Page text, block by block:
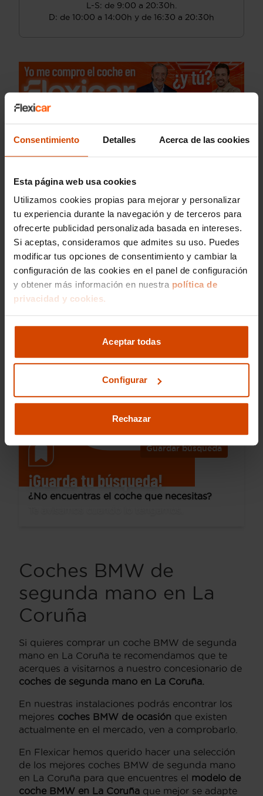
Consentimiento Detalles Acerca de las cookies
Esta página web usa cookies
Utilizamos cookies propias para mejorar y personalizar
tu experiencia durante la navegación y de terceros para
ofrecerte publicidad personalizada basada en intereses.
Si aceptas, consideramos que admites su uso. Puedes
modificar tus opciones de consentimiento y cambiar la
configuración de las cookies en el panel de configuración
y obtener más información en nuestra política de
privacidad y cookies.
Aceptar todas
Configurar
Rechazar
L-S: de 9:00 a 20:30h.
D: de 10:00 a 14:00h y de 16:30 a 20:30h
Desde 277 € /mes*
BMW X2
2019
135.743 km
Automática
A Coruña - Pedro Fernández
Guardar búsqueda
¡Guarda tu búsqueda!
¿No encuentras el coche que necesitas?
Coches BMW de
segunda mano en La
Coruña
Si quieres comprar un coche BMW de segunda
mano en La Coruña te recomendamos que te
acerques a visitarnos a nuestro concesionario de
coches de segunda mano en La Coruña.
En nuestras instalaciones podrás encontrar los
mejores coches BMW de ocasión que existen
actualmente en el mercado, ven a comprobarlo.
En Flexicar hemos querido hacer una selección
de los mejores coches BMW de segunda mano
en La Coruña para que encuentres el modelo de
coche BMW en La Coruña que mejor se adapte